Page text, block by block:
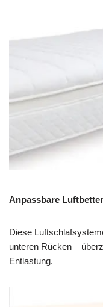
Anpassbare
Diese
unteren Rücken –
Entlastung.